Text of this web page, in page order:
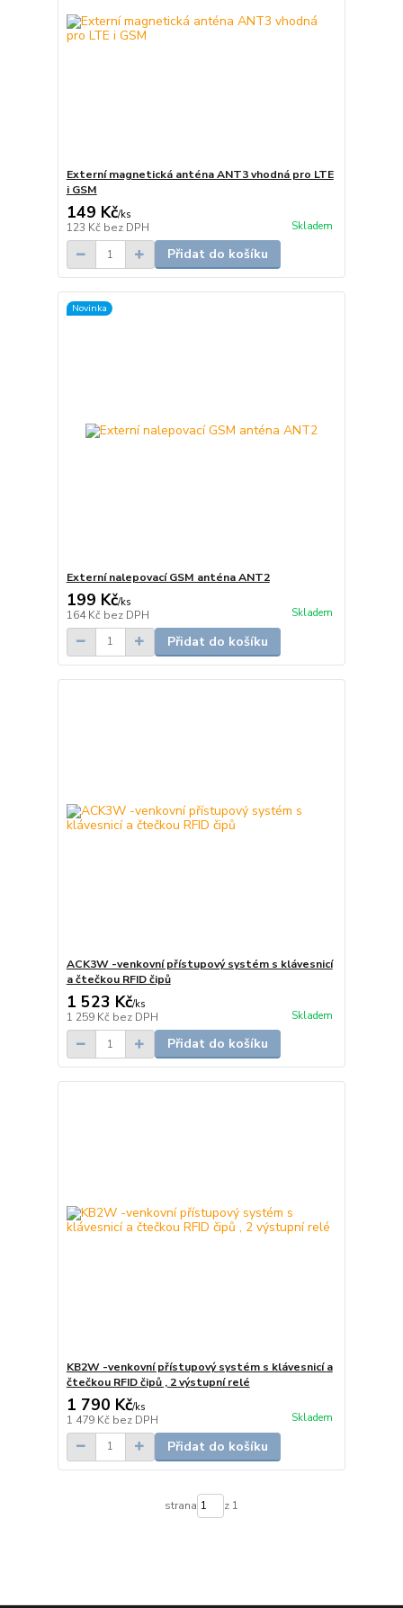
Externí magnetická anténa ANT3 vhodná pro LTE
i GSM
149 Kč/ks
123 Kč bez DPH Skladem
Přidat do košíku
Novinka
Externí nalepovací GSM anténa ANT2
199 Kč/ks
164 Kč bez DPH Skladem
Přidat do košíku
ACK3W -venkovní přístupový systém s klávesnicí
a čtečkou RFID čipů
1 523 Kč/ks
1 259 Kč bez DPH Skladem
Přidat do košíku
KB2W -venkovní přístupový systém s klávesnicí a
čtečkou RFID čipů , 2 výstupní relé
1 790 Kč/ks
1 479 Kč bez DPH Skladem
Přidat do košíku
strana z 1